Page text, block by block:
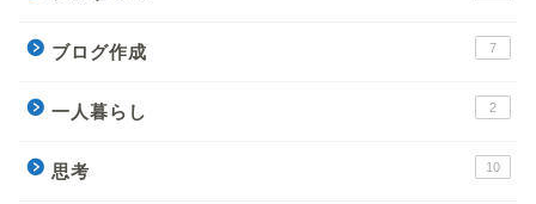
ブログ作成 7
一人暮らし 2
思考 10